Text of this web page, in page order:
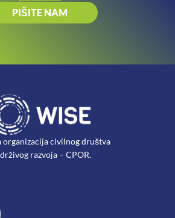
PIŠITE NAM
civilnog društva
razvoja – CPOR.